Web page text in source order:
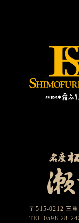
〒515-0212 三
TEL.0598-28-